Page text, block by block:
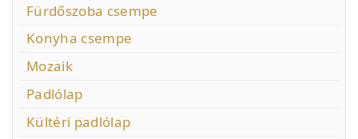
Fürdőszoba csempe
Konyha csempe
Mozaik
Padlólap
Kültéri padlólap